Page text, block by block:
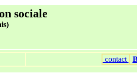
sociale
contact